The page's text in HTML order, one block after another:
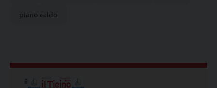
piano caldo